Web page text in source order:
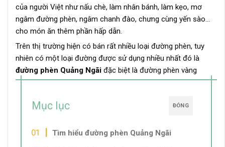
của người Việt như nấu chè, làm nhân bánh, làm kẹo, mơ
ngâm đường phèn, ngâm chanh đào, chưng cùng yến sào…
cho món ăn thêm phần hấp dẫn.
Trên thị trường hiện có bán rất nhiều loại đường phèn, tuy
nhiên có một loại đường được sử dụng nhiều nhất đó là
đường phèn Quảng Ngãi đặc biệt là đường phèn vàng
ĐÓNG
Mục lục
Tìm hiểu đường phèn Quảng Ngãi